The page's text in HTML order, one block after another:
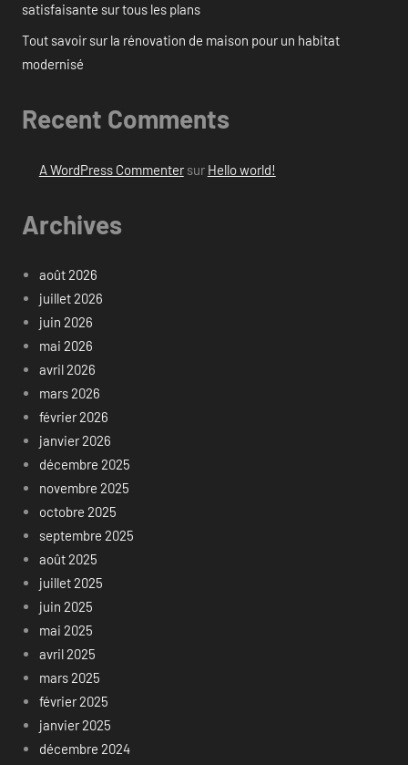
satisfaisante sur tous les plans
Tout savoir sur la rénovation de maison pour un habitat
modernisé
Recent Comments
A WordPress Commentersur Hello world!
Archives
août 2026
juillet 2026
juin 2026
mai 2026
avril 2026
mars 2026
février 2026
janvier 2026
décembre 2025
novembre 2025
octobre 2025
septembre 2025
août 2025
juillet 2025
juin 2025
mai 2025
avril 2025
mars 2025
février 2025
janvier 2025
décembre 2024